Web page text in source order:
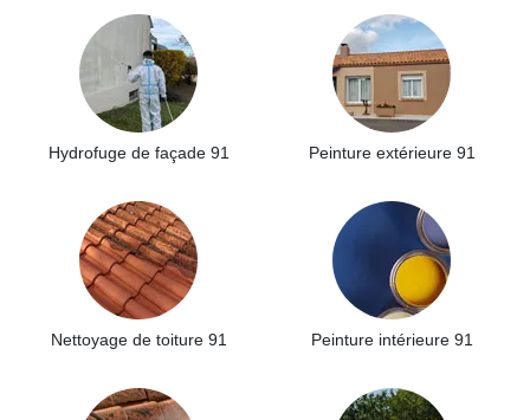
Hydrofuge de façade 91 Peinture extérieure 91
Nettoyage de toiture 91 Peinture intérieure 91